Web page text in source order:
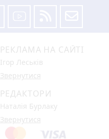
РЕКЛАМА НА САЙТІ
Ігор Леськів
Звернутися
РЕДАКТОРИ
Наталія Бурлаку
Звернутися